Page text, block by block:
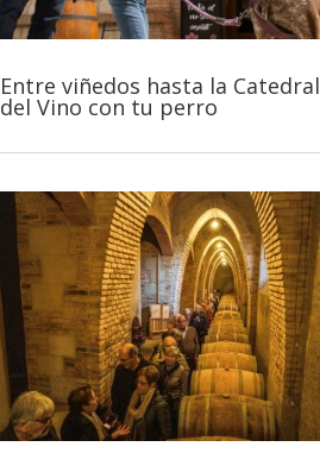
Entre viñedos hasta la Catedral
del Vino con tu perro